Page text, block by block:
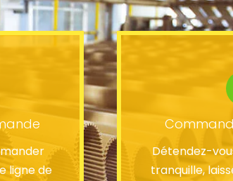
ligne de
Détendez-
tranquille,